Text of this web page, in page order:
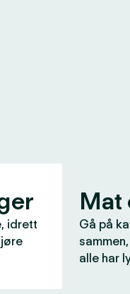
idrett
Mat
Gå på
alle har